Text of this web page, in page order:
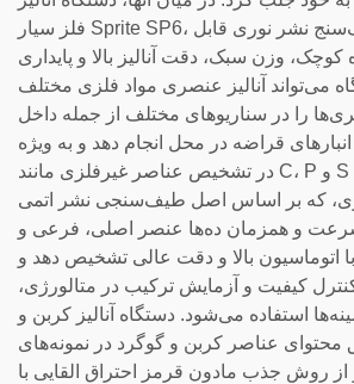
فلز سیار Sprite SP6، به عنوان یک طیف‌سنج نشر نوری قابل
کوچک، وزن سبک، دقت آنالیز بالا و پایداری
می‌تواند آنالیز عنصری مواد فلزی مختلف
را در سناریوهای مختلف از جمله داخل
قراضه در محل انجام دهد و به ویژه
در تشخیص عناصر غیرفلزی مانند C، P و S خوب عمل می‌کند.
که بر اساس اصل طیف‌سنجی نشر اتمی
سرعت و همزمان ده‌ها عنصر اصلی، فرعی و
اتوماسیون بالا و دقت عالی تشخیص دهد و
کیفیت و آزمایش ترکیب در متالورژی،
استفاده می‌شود. دستگاه آنالیز کربن و
محتوای عناصر کربن و گوگرد در نمونه‌های
از روش جذب مادون قرمز احتراق القایی با